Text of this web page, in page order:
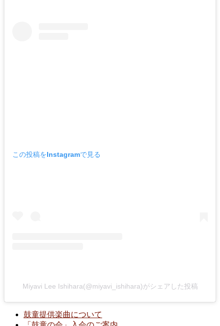
この投稿をInstagramで見る
Miyavi Lee Ishihara(@miyavi_ishihara)がシェアした投稿
鼓童提供楽曲について